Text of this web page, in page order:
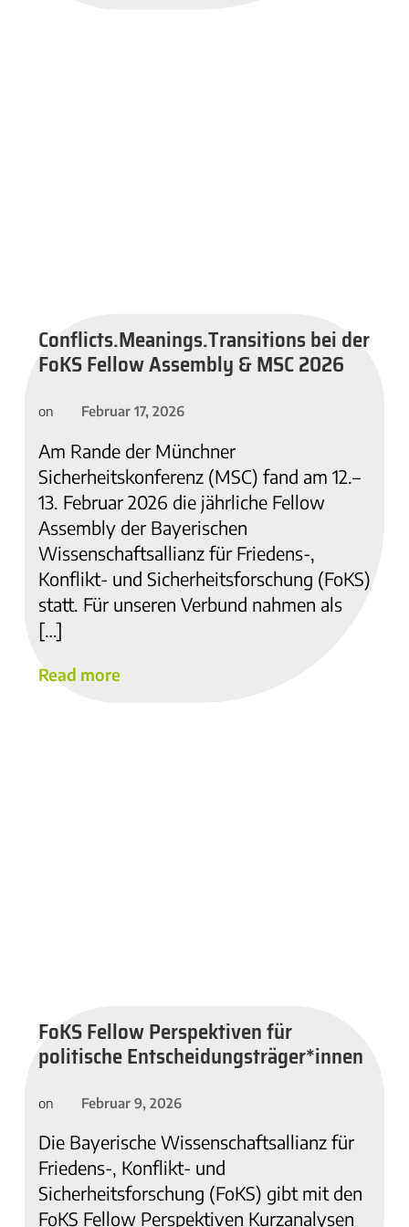
Conflicts.Meanings.Transitions bei der
FoKS Fellow Assembly & MSC 2026
on Februar 17, 2026
Am Rande der Münchner
Sicherheitskonferenz (MSC) fand am 12.–
13. Februar 2026 die jährliche Fellow
Assembly der Bayerischen
Wissenschaftsallianz für Friedens-,
Konflikt- und Sicherheitsforschung (FoKS)
statt. Für unseren Verbund nahmen als
[…]
Read more
FoKS Fellow Perspektiven für
politische Entscheidungsträger*innen
on Februar 9, 2026
Die Bayerische Wissenschaftsallianz für
Friedens-, Konflikt- und
Sicherheitsforschung (FoKS) gibt mit den
FoKS Fellow Perspektiven Kurzanalysen